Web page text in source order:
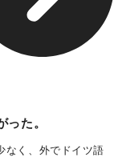
った
なく、外でドイツ語